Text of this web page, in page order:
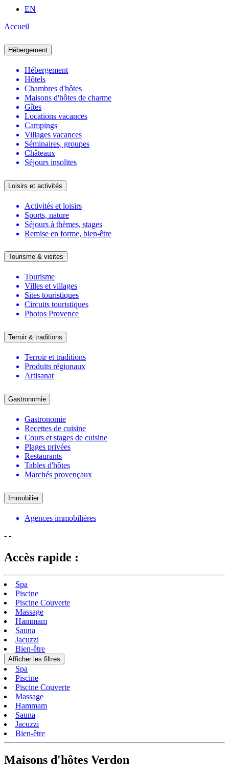
EN
Accueil
Hébergement
Hébergement
Hôtels
Chambres d'hôtes
Maisons d'hôtes de charme
Gîtes
Locations vacances
Campings
Villages vacances
Séminaires, groupes
Châteaux
Séjours insolites
Loisirs et activités
Activités et loisirs
Sports, nature
Séjours à thèmes, stages
Remise en forme, bien-être
Tourisme & visites
Tourisme
Villes et villages
Sites touristiques
Circuits touristiques
Photos Provence
Terroir & traditions
Terroir et traditions
Produits régionaux
Artisanat
Gastronomie
Gastronomie
Recettes de cuisine
Cours et stages de cuisine
Plages privées
Restaurants
Tables d'hôtes
Marchés provençaux
Immobilier
Agences immobilières
- -
Accès rapide :
Spa
Piscine
Piscine Couverte
Massage
Hammam
Sauna
Jacuzzi
Bien-être
Afficher les filtres
Spa
Piscine
Piscine Couverte
Massage
Hammam
Sauna
Jacuzzi
Bien-être
Maisons d'hôtes Verdon